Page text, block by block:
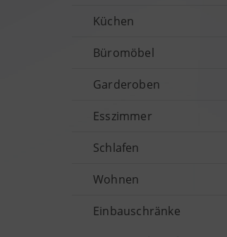
Küchen
Büromöbel
Garderoben
Esszimmer
Schlafen
Wohnen
Einbauschränke